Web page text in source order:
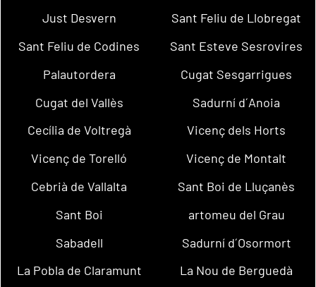
Just Desvern
Sant Feliu de Llobregat
Sant Feliu de Codines
Sant Esteve Sesrovires
Palautordera
Cugat Sesgarrigues
Cugat del Vallès
Sadurní d´Anoia
Cecília de Voltregà
Vicenç dels Horts
Vicenç de Torelló
Vicenç de Montalt
Cebrià de Vallalta
Sant Boi de Lluçanès
Sant Boi
artomeu del Grau
Sabadell
Sadurní d´Osormort
La Pobla de Claramunt
La Nou de Berguedà